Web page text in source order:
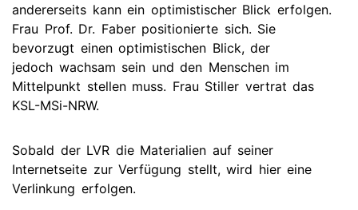
andererseits kann ein optimistischer Blick erfolgen.
Frau Prof. Dr. Faber positionierte sich. Sie
bevorzugt einen optimistischen Blick, der
jedoch wachsam sein und den Menschen im
Mittelpunkt stellen muss. Frau Stiller vertrat das
KSL-MSi-NRW.
Sobald der LVR die Materialien auf seiner
Internetseite zur Verfügung stellt, wird hier eine
Verlinkung erfolgen.